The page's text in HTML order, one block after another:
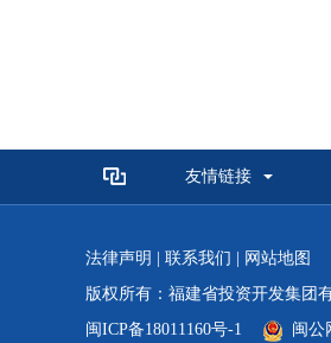
友情链接
法律声明 联系我们
网站地图
版权所有：福建省投资开发集团
闽ICP备18011160号-1
闽公